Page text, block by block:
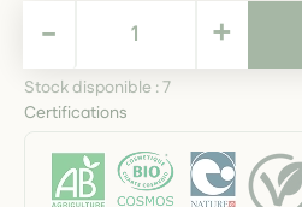
7,95 € +
-
Stock disponible :7
Certifications